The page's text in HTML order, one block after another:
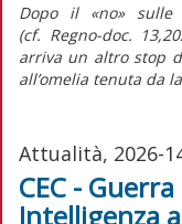
Dopo il «no» sulle
(cf. Regno-doc.
arriva un altro stop
all’omelia tenuta da
Attualità, 2026-
CEC -
Intelligenza